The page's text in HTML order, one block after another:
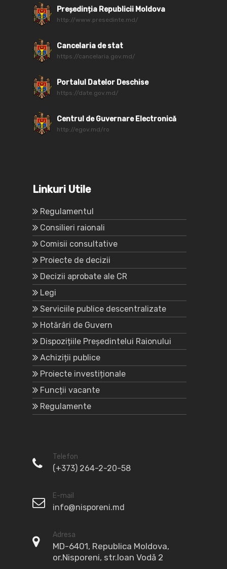
Președinția Republicii Moldova
http://www.presedinte.md/
Cancelaria de stat
https://cancelaria.gov.md/
Portalul Datelor Deschise
https://date.gov.md/
Centrul de Guvernare Electronică
http://egov.md/ro
Linkuri Utile
Regulamentul
Consilieri raionali
Comisii consultative
Proiecte de decizii
Decizii aprobate ale CR
Legi
Serviciile publice descentralizate
Hotărâri de Guvern
Dispozițiile Președintelui Raionului
Achiziții publice
Proiecte investiționale
Funcții vacante
Regulamente
Telefon
(+373) 264-2-20-58
E-mail
info@nisporeni.md
Adresa
MD-6401, Republica Moldova,
or.Nisporeni, str.Ioan Vodă 2